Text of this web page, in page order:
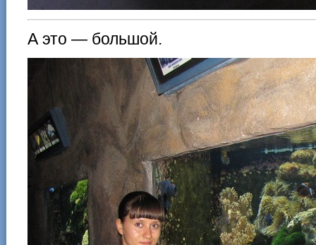
А это — большой.